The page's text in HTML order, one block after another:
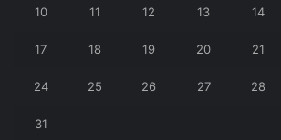
10 11 12 13 14
17 18 19 20 21
24 25 26 27 28
31